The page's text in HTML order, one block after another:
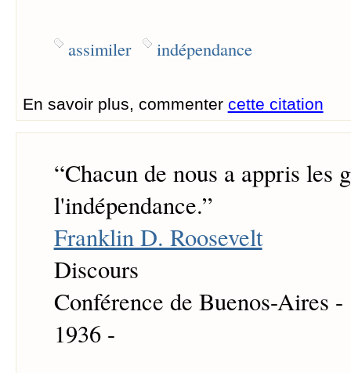
assimiler indépendance
En savoir plus, commenter cette citation
“Chacun de nous a appris les
l'indépendance.”
Franklin D. Roosevelt
Discours
Conférence de Buenos-Aires
1936 -